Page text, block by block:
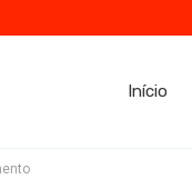
Início